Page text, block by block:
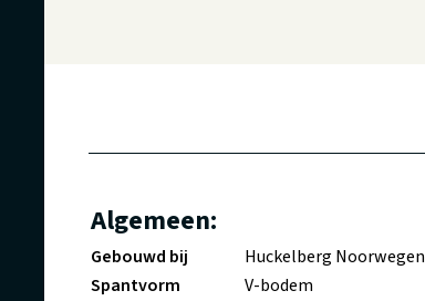
Algemeen:
Gebouwd bij
Huckelberg Noorwegen
Spantvorm
V-bodem